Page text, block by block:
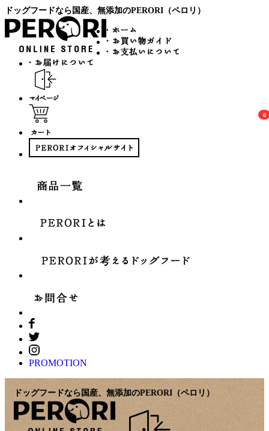
ドッグフードなら国産、無添加のPERORI（ペロリ）
0
PROMOTION
ドッグフードなら国産、無添加のPERORI（ペロリ）